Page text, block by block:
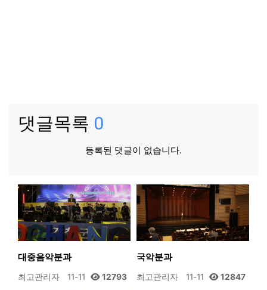
댓글목록 0
등록된 댓글이 없습니다.
대중음악분과
최고관리자 11-11 12793
국악분과
최고관리자 11-11 12847